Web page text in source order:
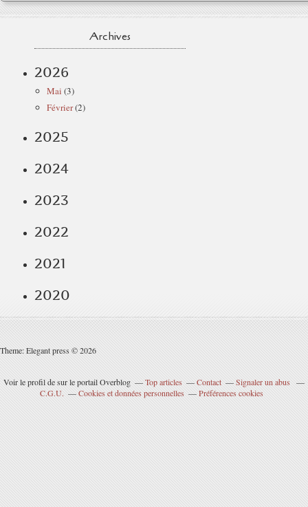
Archives
2026
Mai (3)
Février(2)
2025
2024
2023
2022
2021
2020
Theme: Elegant press © 2026
Voir le profil desur le portail Overblog Top articles Contact
Signaler un abus
C.G.U.
Cookies et données personnelles Préférences cookies